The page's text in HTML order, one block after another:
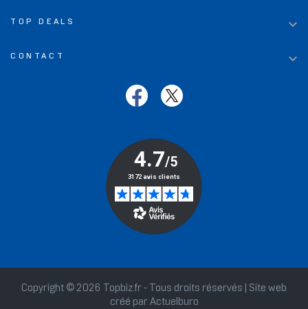
TOP DEALS 
CONTACT 
Copyright © 2026 Topbiz.fr - Tous droits réservés | Site web
créé par Actuelburo